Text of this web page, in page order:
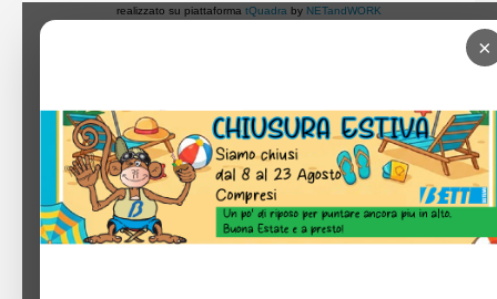
×
realizzato su piattaforma tQuadra by NETandWORK